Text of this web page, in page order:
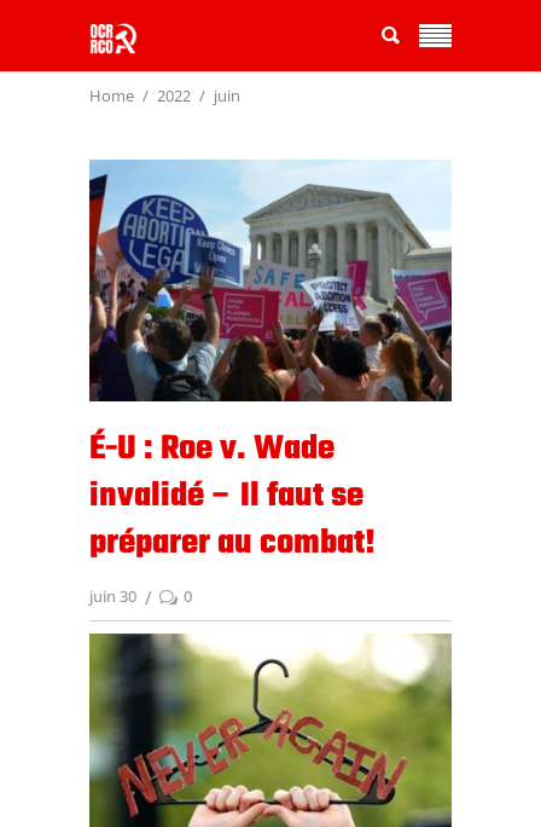
Home 2022 juin
É-U : Roe v. Wade
invalidé – Il faut se
préparer au combat!
juin 30 0